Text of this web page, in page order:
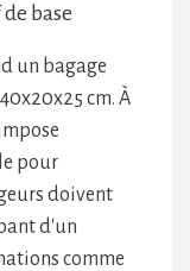
base
un bagage
cm. À
pour
doivent
d'un
comme